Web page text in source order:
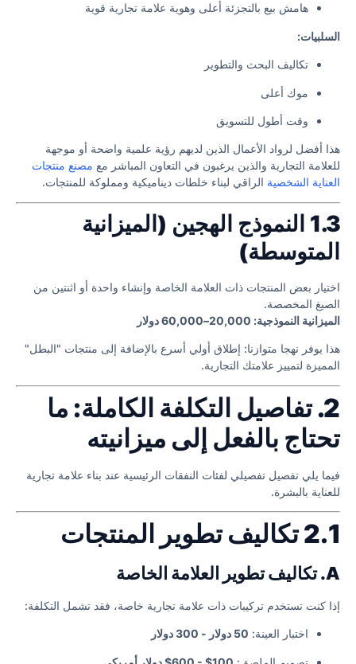
هامش بيع بالتجزئة أعلى وهوية علامة تجارية قوية
السلبيات:
تكاليف البحث والتطوير
موك أعلى
وقت أطول للتسويق
هذا أفضل لرواد الأعمال الذين لديهم رؤية علمية واضحة أو موجهة
للعلامة التجارية والذين يرغبون في التعاون المباشر مع مصنع منتجات
العناية الشخصية الراقي لبناء خلطات ديناميكية ومملوكة للمنتجات.
1.3 النموذج الهجين (الميزانية
المتوسطة)
اختيار بعض المنتجات ذات العلامة الخاصة وإنشاء واحدة أو اثنتين من
الصيغ المخصصة.
الميزانية النموذجية: 20,000–60,000 دولار
هذا يوفر نهجا متوازنا: إطلاق أولي أسرع بالإضافة إلى منتجات "البطل"
المميزة لتمييز علامتك التجارية.
2. تفاصيل التكلفة الكاملة: ما
تحتاج بالفعل إلى ميزانيته
فيما يلي تفصيل تفصيلي لفئات النفقات الرئيسية عند بناء علامة تجارية
للعناية بالبشرة.
2.1 تكاليف تطوير المنتجات
A. تكاليف تطوير العلامة الخاصة
إذا كنت تستخدم تركيبات ذات علامة تجارية خاصة، فقد تشمل التكلفة:
اختبار العينة: 50 دولار - 300 دولار